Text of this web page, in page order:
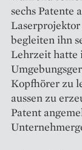
sechs Patente
begleiten ihn
Lehrzeit hatte
Kopfhörer zu
aussen zu
Patent